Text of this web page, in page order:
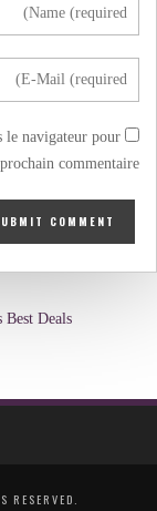
le navigateur pour
commentaire.
Deals
RESERVED.